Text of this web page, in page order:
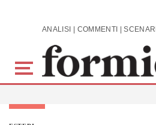
Skip to main content